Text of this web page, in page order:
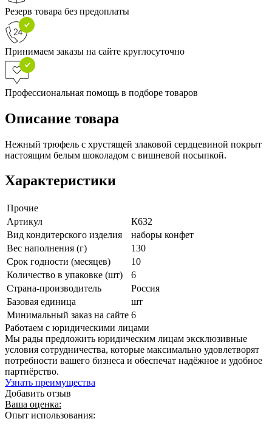
Резерв товара без предоплаты
Принимаем заказы на сайте круглосуточно
Профессиональная помощь в подборе товаров
Описание товара
Нежный трюфель с хрустящей злаковой сердцевиной покрыт
настоящим белым шоколадом с вишневой посыпкой.
Характеристики
Прочие
Артикул
К632
Вид кондитерского изделия
наборы конфет
Вес наполнения (г)
130
Срок годности (месяцев)
10
Количество в упаковке (шт)
6
Страна-производитель
Россия
Базовая единица
шт
Минимальный заказ на сайте 6
Работаем с юридическими лицами
Мы рады предложить юридическим лицам эксклюзивные
условия сотрудничества, которые максимально удовлетворят
потребности вашего бизнеса и обеспечат надёжное и удобное
партнёрство.
Узнать преимущества
Добавить отзыв
Ваша оценка:
Опыт использования: